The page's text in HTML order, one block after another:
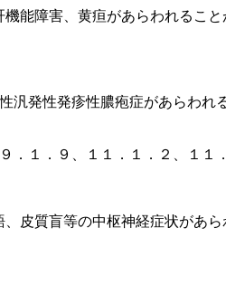
能障害、黄疸があらわれること
発性発疹性膿疱症があらわれ
１．９、１１．１．２、１１
皮質盲等の中枢神経症状があ